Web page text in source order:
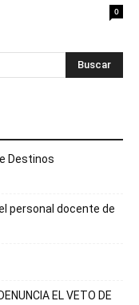
0
Destinos
personal docente de
EL VETO DE